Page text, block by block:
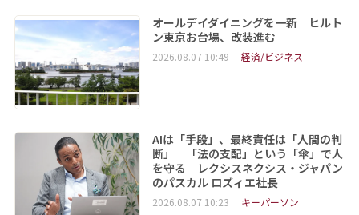
オールデイダイニングを一新 ヒルト
ン東京お台場、改装進む
2026.08.07 10:49 経済/ビジネス
AIは「手段」、最終責任は「人間の判
断」 「法の支配」という「傘」で人
を守る レクシスネクシス・ジャパン
のパスカル ロズィエ社長
2026.08.07 10:23 キーパーソン